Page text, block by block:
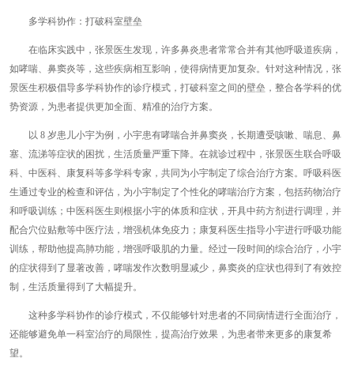
多学科协作：打破科室壁垒
在临床实践中，张景医生发现，许多鼻炎患者常常合并有其他呼吸道疾病，
如哮喘、鼻窦炎等，这些疾病相互影响，使得病情更加复杂。针对这种情况，张
景医生积极倡导多学科协作的诊疗模式，打破科室之间的壁垒，整合各学科的优
势资源，为患者提供更加全面、精准的治疗方案。
以 8 岁患儿小宇为例，小宇患有哮喘合并鼻窦炎，长期遭受咳嗽、喘息、鼻
塞、流涕等症状的困扰，生活质量严重下降。在就诊过程中，张景医生联合呼吸
科、中医科、康复科等多学科专家，共同为小宇制定了综合治疗方案。呼吸科医
生通过专业的检查和评估，为小宇制定了个性化的哮喘治疗方案，包括药物治疗
和呼吸训练；中医科医生则根据小宇的体质和症状，开具中药方剂进行调理，并
配合穴位贴敷等中医疗法，增强机体免疫力；康复科医生指导小宇进行呼吸功能
训练，帮助他提高肺功能，增强呼吸肌的力量。经过一段时间的综合治疗，小宇
的症状得到了显著改善，哮喘发作次数明显减少，鼻窦炎的症状也得到了有效控
制，生活质量得到了大幅提升。
这种多学科协作的诊疗模式，不仅能够针对患者的不同病情进行全面治疗，
还能够避免单一科室治疗的局限性，提高治疗效果，为患者带来更多的康复希
望。